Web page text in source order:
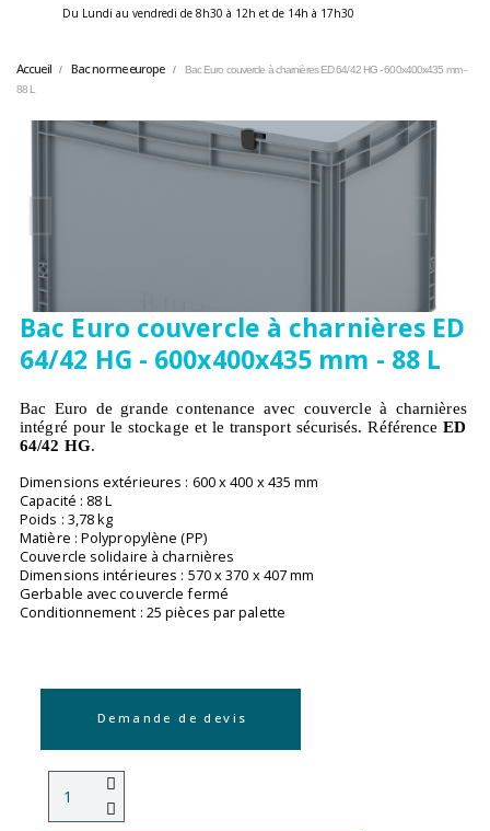
Du Lundi au vendredi de 8h30 à 12h et de 14h à 17h30 ​
Accueil Bac norme europe
Bac Euro couvercle à charnières ED 64/42 HG - 600x400x435 mm -
88 L
Bac Euro couvercle à charnières ED
64/42 HG - 600x400x435 mm - 88 L
Bac Euro de grande contenance avec couvercle à charnières
intégré pour le stockage et le transport sécurisés. RéférenceED
64/42 HG.
Dimensions extérieures : 600 x 400 x 435 mm
Capacité : 88 L
Poids : 3,78 kg
Matière : Polypropylène (PP)
Couvercle solidaire à charnières
Dimensions intérieures : 570 x 370 x 407 mm
Gerbable avec couvercle fermé
Conditionnement : 25 pièces par palette
Demande de devis